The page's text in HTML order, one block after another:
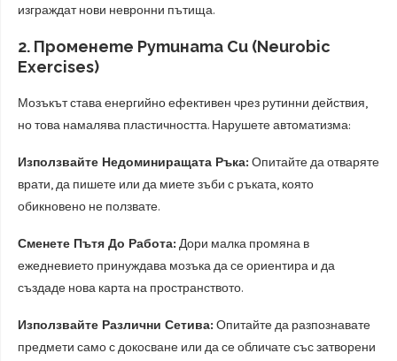
изграждат нови невронни пътища.
2. Променете Рутината Си (Neurobic
Exercises)
Мозъкът става енергийно ефективен чрез рутинни действия,
но това намалява пластичността. Нарушете автоматизма:
Използвайте Недоминиращата Ръка: Опитайте да отваряте
врати, да пишете или да миете зъби с ръката, която
обикновено не ползвате.
Сменете Пътя До Работа: Дори малка промяна в
ежедневието принуждава мозъка да се ориентира и да
създаде нова карта на пространството.
Използвайте Различни Сетива: Опитайте да разпознавате
предмети само с докосване или да се обличате със затворени